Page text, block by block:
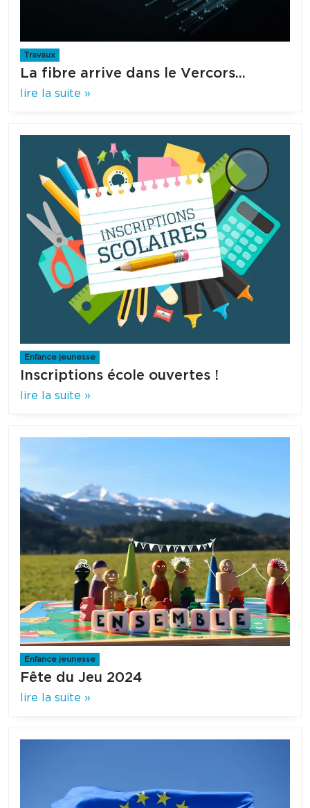
Travaux
La fibre arrive dans le Vercors...
lire la suite »
Enfance jeunesse
Inscriptions école ouvertes !
lire la suite »
Enfance jeunesse
Fête du Jeu 2024
lire la suite »